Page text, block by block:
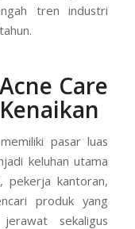
tren industri
Care
pasar luas
keluhan utama
pekerja kantoran,
produk yang
sekaligus